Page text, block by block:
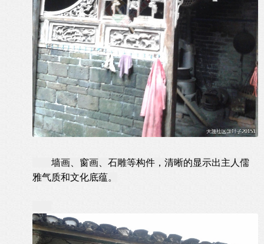
墙画、窗画、石雕等构件，清晰的显示出主人儒
雅气质和文化底蕴。